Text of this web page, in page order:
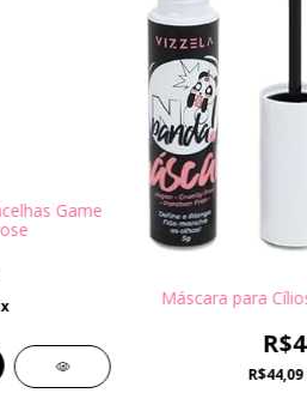
Game
Máscara para
R$44,09